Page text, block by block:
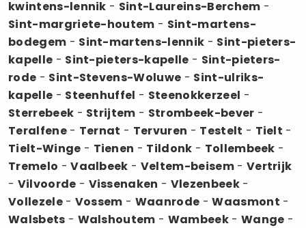
kwintens-lennik - Sint-Laureins-Berchem -
Sint-margriete-houtem - Sint-martens-
bodegem - Sint-martens-lennik - Sint-pieters-
kapelle - Sint-pieters-kapelle - Sint-pieters-
rode - Sint-Stevens-Woluwe - Sint-ulriks-
kapelle - Steenhuffel - Steenokkerzeel -
Sterrebeek - Strijtem - Strombeek-bever -
Teralfene- Ternat - Tervuren - Testelt - Tielt -
Tielt-Winge - Tienen - Tildonk - Tollembeek -
Tremelo -Vaalbeek - Veltem-beisem- Vertrijk
- Vilvoorde - Vissenaken - Vlezenbeek-
Vollezele- Vossem - Waanrode -Waasmont -
Walsbets - Walshoutem - Wambeek- Wange -